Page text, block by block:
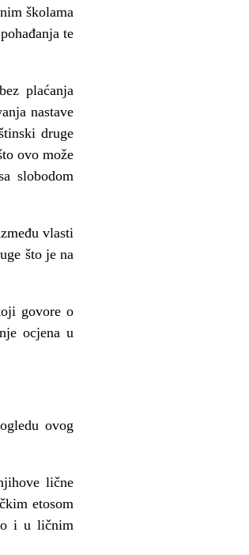
školama
te
plaćanja
nastave
druge
ovo može
slobodom
vlasti
što je na
govore o
ocjena u
ovog
lične
etosom
i u ličnim